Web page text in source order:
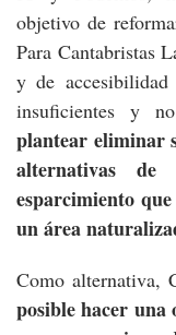
objetivo de
Para Cantabristas
y de
insuficientes y
plantear eliminar
alternativas
esparcimiento
un área
Como alternativa,
posible hacer una